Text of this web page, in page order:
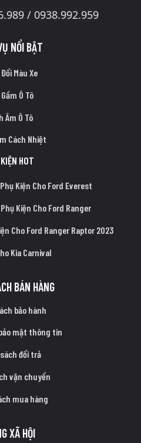
/ 0938.992.959
NỔI BẬT
Màu Xe
Ô Tô
Âm Ô Tô
Cách Nhiệt
HOT
Kiện Cho Ford Everest
Kiện Cho Ford Ranger
Cho Ford Ranger Raptor 2023
Kia Carnival
BÁN HÀNG
bảo hành
mật thông tin
đổi trả
vận chuyển
mua hàng
XÃ HỘI